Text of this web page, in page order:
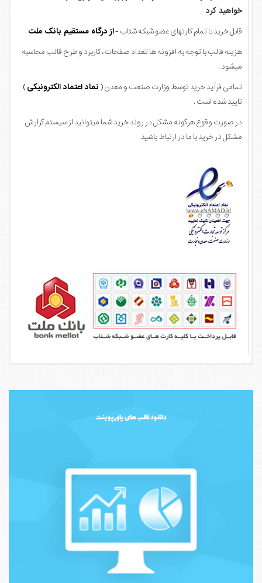
خواهید کرد
قابل خرید با تمام کارتهای عضو شبکه شتاب -از درگاه مستقیم بانک ملت .
هزینه قالب با توجه به افزونه ها تعداد صفحات ، کاربرد و طرح قالب محاسبه
میشود .
تمامی فرآید خرید توسط وزارت صنعت و معدن ( نماد اعتماد الکترونیکی)
تایید شده است .
در صورت وقوع هرگونه مشکل در روند خرید شما میتوانید از سیستم گزارش
مشکل در خرید با ما در ارتباط باشید.
دانلود قالب های پاورپوینت